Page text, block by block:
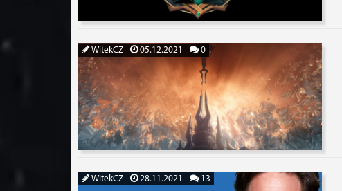
WitekCZ 05.12.2021 0
WitekCZ 28.11.2021 13